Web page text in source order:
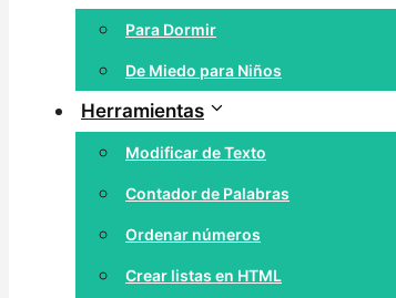
Para Dormir
De Miedo para Niños
Herramientas
Modificar de Texto
Contador de Palabras
Ordenar números
Crear listas en HTML